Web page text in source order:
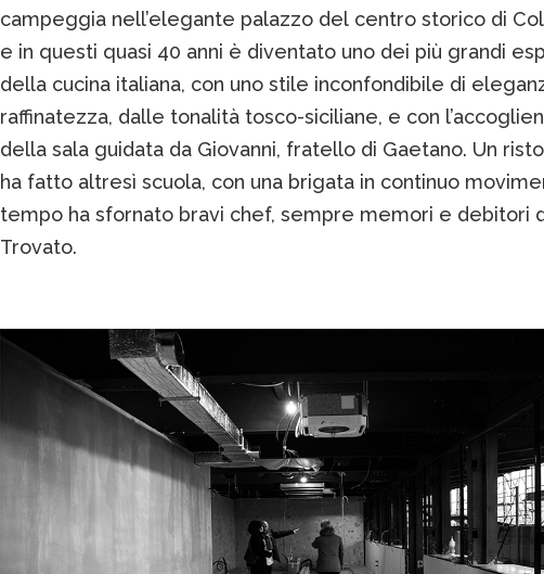
campeggia nell’elegante palazzo del centro storico di
e in questi quasi 40 anni è diventato uno dei più grandi
della cucina italiana, con uno stile inconfondibile di
raffinatezza, dalle tonalità tosco-siciliane, e con
della sala guidata da Giovanni, fratello di Gaetano. Un
ha fatto altresì scuola, con una brigata in continuo
tempo ha sfornato bravi chef, sempre memori e debitori
Trovato.